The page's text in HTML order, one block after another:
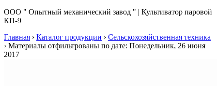
ООО " Опытный механический завод " | Культиватор паровой
КП-9
Главная › Каталог продукции › Сельскохозяйственная техника
› Материалы отфильтрованы по дате: Понедельник, 26 июня
2017